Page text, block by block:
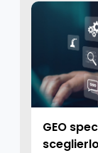
GEO
sceglierlo